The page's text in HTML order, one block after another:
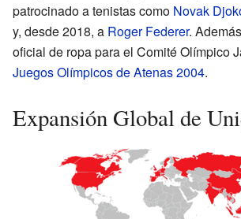
patrocinado a tenistas como Novak
y, desde 2018, a Roger Federer.
oficial de ropa para el Comité Olímpico
Juegos Olímpicos de Atenas 2004.
Expansión Global de